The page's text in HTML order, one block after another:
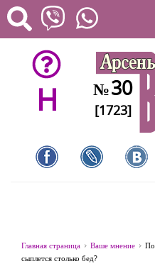
H №30
[1723]
Главная страница Ваше мнение
сыплется столько бед?